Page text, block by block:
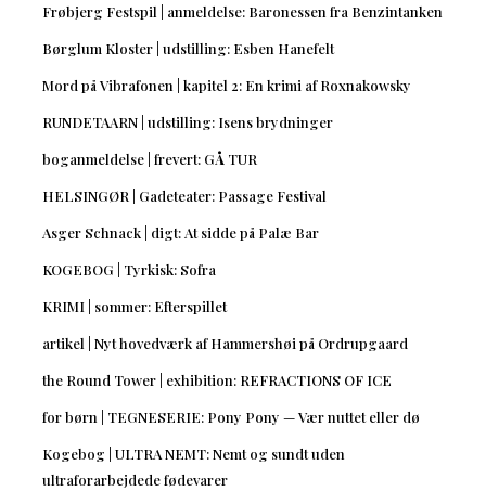
Frøbjerg Festspil | anmeldelse: Baronessen fra Benzintanken
Børglum Kloster | udstilling: Esben Hanefelt
Mord på Vibrafonen | kapitel 2: En krimi af Roxnakowsky
RUNDETAARN | udstilling: Isens brydninger
boganmeldelse | frevert: GÅ TUR
HELSINGØR | Gadeteater: Passage Festival
Asger Schnack | digt: At sidde på Palæ Bar
KOGEBOG | Tyrkisk: Sofra
KRIMI | sommer: Efterspillet
artikel | Nyt hovedværk af Hammershøi på Ordrupgaard
the Round Tower | exhibition: REFRACTIONS OF ICE
for børn | TEGNESERIE: Pony Pony — Vær nuttet eller dø
Kogebog | ULTRA NEMT: Nemt og sundt uden
ultraforarbejdede fødevarer